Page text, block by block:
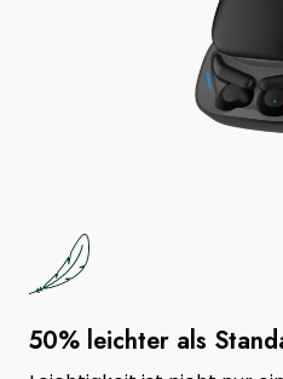
50% leichter als